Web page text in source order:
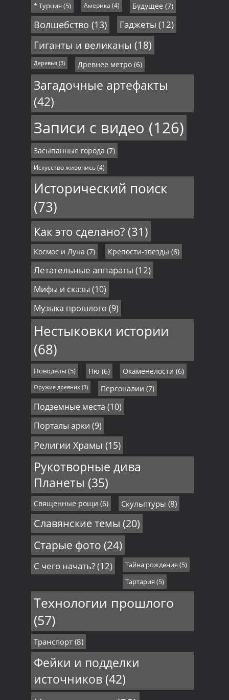
* Турция (5) Америка (4) Будущее (7)
Волшебство (13) Гаджеты (12)
Гиганты и великаны (18)
Деревья(3) Древнее метро(6)
Загадочные артефакты
(42)
Записи с видео (126)
Засыпанные города (7)
Искусство живопись(4)
Исторический поиск
(73)
Как это сделано?(31)
Космос и Луна (7) Крепости-звезды (6)
Летательные аппараты (12)
Мифы и сказы (10)
Музыка прошлого (9)
Нестыковки истории
(68)
Новоделы (5) Ню (6) Окаменелости (6)
Оружие древних (3) Персоналии (7)
Подземные места (10)
Порталы арки (9)
Религии Храмы (15)
Рукотворные дива
Планеты (35)
Священные рощи (6) Скульптуры (8)
Славянские темы (20)
Старые фото (24)
С чего начать?(12) Тайна рождения (5)
Тартария (5)
Технологии прошлого
(57)
Транспорт(8)
Фейки и подделки
источников(42)